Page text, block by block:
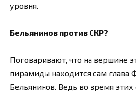
уровня.
Бельянинов против СКР?
Поговаривают, что на вершине
пирамиды находится сам глава
Бельянинов. Ведь во время